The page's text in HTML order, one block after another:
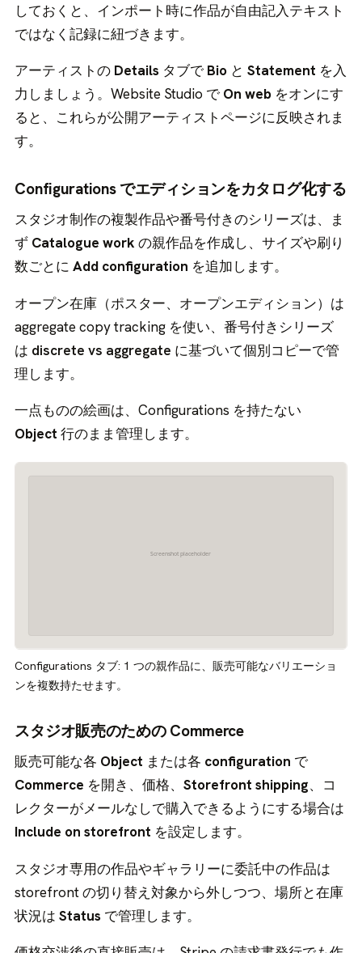
しておくと、インポート時に作品が自由記入テキスト
ではなく記録に紐づきます。
アーティストの Details タブで Bio とStatement を入
力しましょう。Website Studio で On web をオンにす
ると、これらが公開アーティストページに反映されま
す。
Configurations でエディションをカタログ化する
スタジオ制作の複製作品や番号付きのシリーズは、ま
ず Catalogue work の親作品を作成し、サイズや刷り
数ごとにAdd configuration を追加します。
オープン在庫（ポスター、オープンエディション）は
aggregate copy tracking を使い、番号付きシリーズ
は discrete vs aggregate に基づいて個別コピーで管
理します。
一点ものの絵画は、Configurations を持たない
Object 行のまま管理します。
Configurations タブ: 1 つの親作品に、販売可能なバリエーショ
ンを複数持たせます。
スタジオ販売のための Commerce
販売可能な各 Object または各 configuration で
Commerce を開き、価格、Storefront shipping、コ
レクターがメールなしで購入できるようにする場合は
Include on storefront を設定します。
スタジオ専用の作品やギャラリーに委託中の作品は
storefront の切り替え対象から外しつつ、場所と在庫
状況はStatus で管理します。